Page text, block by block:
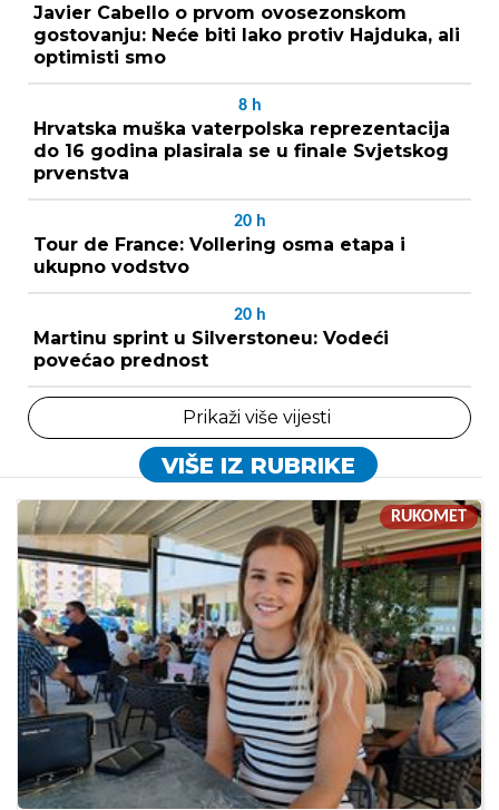
Javier Cabello o prvom ovosezonskom
gostovanju: Neće biti lako protiv Hajduka, ali
optimisti smo
8 h
Hrvatska muška vaterpolska reprezentacija
do 16 godina plasirala se u finale Svjetskog
prvenstva
20 h
Tour de France: Vollering osma etapa i
ukupno vodstvo
20 h
Martinu sprint u Silverstoneu: Vodeći
povećao prednost
Prikaži više vijesti
VIŠE IZ RUBRIKE
RUKOMET